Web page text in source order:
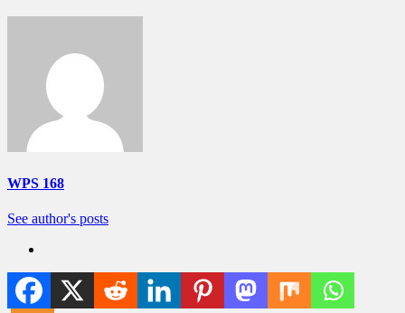
WPS 168
See author's posts